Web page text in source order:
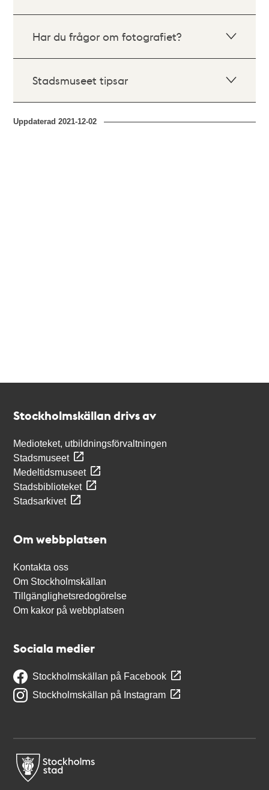
Har du frågor om fotografiet?
Stadsmuseet tipsar
Uppdaterad2021-12-02
Stockholmskällan drivs av
Medioteket, utbildningsförvaltningen
Stadsmuseet
Medeltidsmuseet
Stadsbiblioteket
Stadsarkivet
Om webbplatsen
Kontakta oss
Om Stockholmskällan
Tillgänglighetsredogörelse
Om kakor på webbplatsen
Sociala medier
Stockholmskällan på Facebook
Stockholmskällan på Instagram